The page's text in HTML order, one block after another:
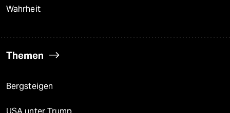
Wahrheit
Themen
Bergsteigen